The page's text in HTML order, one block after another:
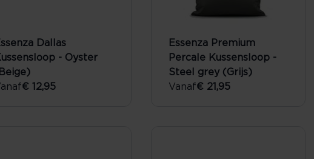
Dallas
- Oyster
€ 12,95
Essenza Premium
Percale Kussensloop -
Steel grey (Grijs)
Vanaf€ 21,95